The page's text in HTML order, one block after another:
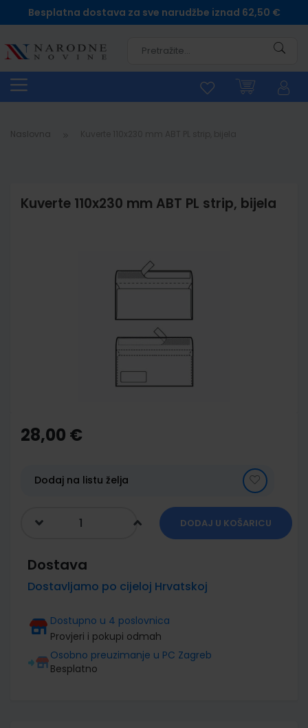
Besplatna dostava za sve narudžbe iznad 62,50 €
Naslovna
Kuverte 110x230 mm ABT PL strip, bijela
the
beginning
gallery
28,00 €
Dodaj na listu želja
DODAJ U KOŠARICU
Dostava
Dostavljamo po cijeloj Hrvatskoj
Dostupno u 4 poslovnica
Provjeri i pokupi odmah
Osobno preuzimanje u PC Zagreb
Besplatno